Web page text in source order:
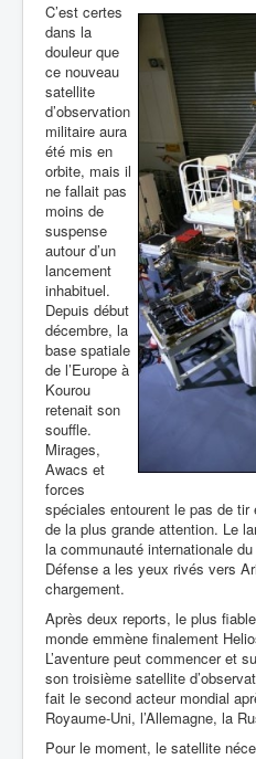
C’est certes
dans la
douleur que
ce nouveau
satellite
d’observation
militaire aura
été mis en
orbite, mais il
ne fallait pas
moins de
suspense
autour d’un
lancement
inhabituel.
Depuis début
décembre, la
base spatiale
de l’Europe à
Kourou
retenait son
souffle.
Mirages,
Awacs et
forces
spéciales entourent le pas de
de la plus grande attention. Le
la communauté internationale
Défense a les yeux rivés vers
chargement.
Après deux reports, le plus
monde emmène finalement
L’aventure peut commencer et
son troisième satellite
fait le second acteur mondial
Royaume-Uni, l’Allemagne, la
Pour le moment, le satellite